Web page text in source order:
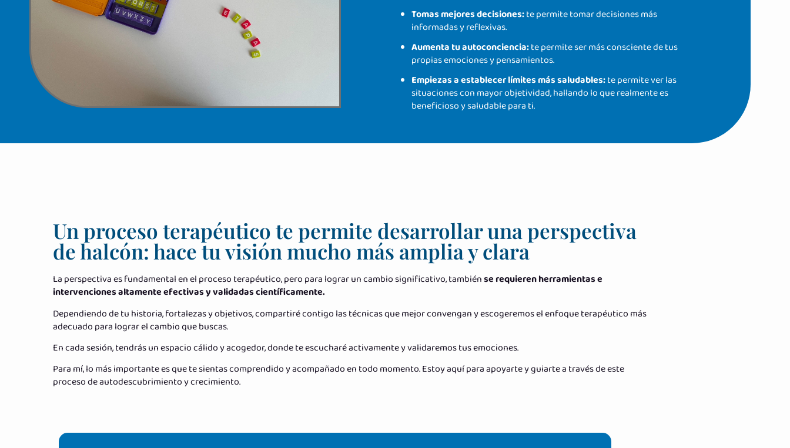
Tomas mejores decisiones:te permite tomar decisiones más
informadas y reflexivas.
Aumenta tu autoconciencia:te permite ser más consciente de tus
propias emociones y pensamientos.
Empiezas a establecer límites más saludables:te permite ver las
situaciones con mayor objetividad, hallando lo que realmente es
beneficioso y saludable para ti.
Un proceso terapéutico te permite desarrollar una perspectiva
de halcón: hace tu visión mucho más amplia y clara
La perspectiva es fundamental en el proceso terapéutico, pero para lograr un cambio significativo, tambiénse requieren herramientas e
intervenciones altamente efectivas y validadas científicamente.
Dependiendo de tu historia, fortalezas y objetivos, compartiré contigo las técnicas que mejor convengan y escogeremos el enfoque terapéutico más
adecuado para lograr el cambio que buscas.
En cada sesión, tendrás un espacio cálido y acogedor, donde te escucharé activamente y validaremos tus emociones.
Para mí, lo más importante es que te sientas comprendido y acompañado en todo momento. Estoy aquí para apoyarte y guiarte a través de este
proceso de autodescubrimiento y crecimiento.